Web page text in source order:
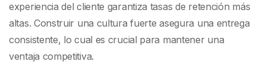
experiencia del cliente garantiza tasas de retención más
altas. Construir una cultura fuerte asegura una entrega
consistente, lo cual es crucial para mantener una
ventaja competitiva.